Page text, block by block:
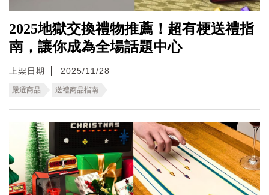
2025地獄交換禮物推薦！超有梗送禮指
南，讓你成為全場話題中心
上架日期 2025/11/28
嚴選商品 送禮商品指南